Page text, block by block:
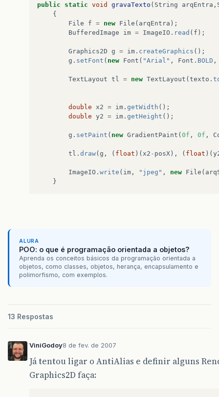
public static void gravaTexto ( String arqEntra ,
{
File
f = new File ( arqEntra );
BufferedImage
im = ImageIO . read ( f );
Graphics2D g = im . createGraphics ();
g . setFont ( new Font ( "Arial" , Font . BOLD ,
TextLayout tl = new TextLayout ( texto .
double x2 = im . getWidth ();
double y2 = im . getHeight ();
g . setPaint ( new GradientPaint ( 0f , 0f ,
tl . draw( g , ( float )( x2 - posX ), ( float )(
ImageIO . write ( im , "jpeg" , new File (
}
ALURA
POO: o que é programação orientada a objetos?
Aprenda os conceitos básicos da programação orientada a
objetos, como classes, objetos, herança, encapsulamento e
polimorfismo, com exemplos.
13 Respostas
ViniGodoy8 de fev. de 2007
Já tentou ligar o AntiAlias e definir alguns
Graphics2D faça: